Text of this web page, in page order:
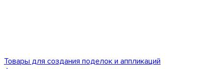
Товары для создания поделок и аппликаций